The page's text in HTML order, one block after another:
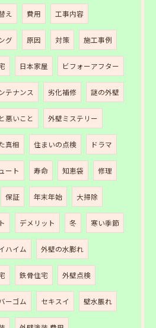
え 費用 工事内容
グ 原因 対策 施工事例
日本家屋 ビフォーアフター
テナンス 劣化補修 謎の外壁
悪いこと 外壁ミステリー
真相 住まいの点検 ドラマ
ート 寿命 知恵袋 修理
保証 年末年始 大掃除
デメリット 冬 寒い季節
ハイム 外壁の水膨れ
鉄骨住宅 外壁点検
ーゴム セキスイ 壁水脹れ